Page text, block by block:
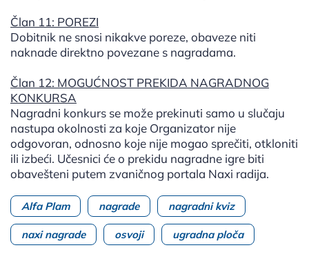
Član 11: POREZI
Dobitnik ne snosi nikakve poreze, obaveze niti
naknade direktno povezane s nagradama.
Član 12: MOGUĆNOST PREKIDA NAGRADNOG
KONKURSA
Nagradni konkurs se može prekinuti samo u slučaju
nastupa okolnosti za koje Organizator nije
odgovoran, odnosno koje nije mogao sprečiti, otkloniti
ili izbeći. Učesnici će o prekidu nagradne igre biti
obavešteni putem zvaničnog portala Naxi radija.
Alfa Plam nagrade nagradni kviz
naxi nagrade osvoji ugradna ploča